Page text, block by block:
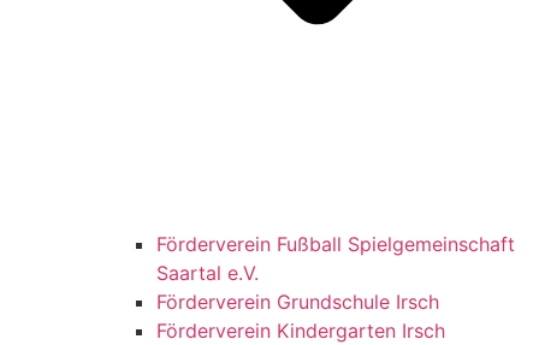
Förderverein Fußball Spielgemeinschaft
Saartal e.V.
Förderverein Grundschule Irsch
Förderverein Kindergarten Irsch